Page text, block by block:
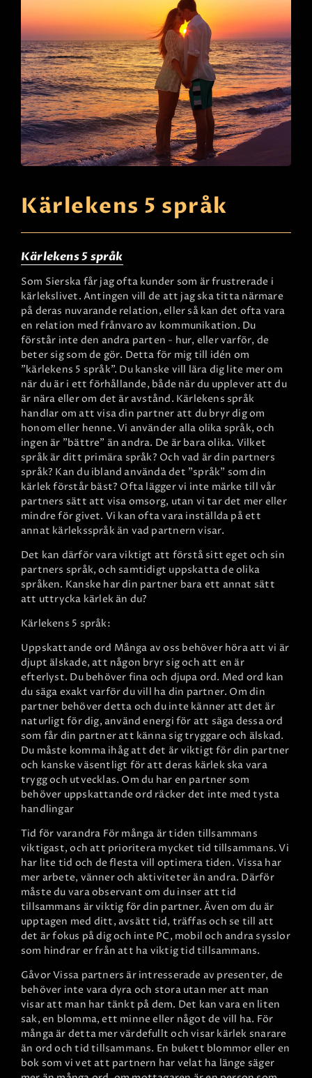
Kärlekens 5 språk
Kärlekens 5 språk
Som Sierska får jag ofta kunder som är frustrerade i
kärlekslivet. Antingen vill de att jag ska titta närmare
på deras nuvarande relation, eller så kan det ofta vara
en relation med frånvaro av kommunikation. Du
förstår inte den andra parten - hur, eller varför, de
beter sig som de gör. Detta för mig till idén om
"kärlekens 5 språk". Du kanske vill lära dig lite mer om
när du är i ett förhållande, både när du upplever att du
är nära eller om det är avstånd. Kärlekens språk
handlar om att visa din partner att du bryr dig om
honom eller henne. Vi använder alla olika språk, och
ingen är "bättre" än andra. De är bara olika. Vilket
språk är ditt primära språk? Och vad är din partners
språk? Kan du ibland använda det "språk" som din
kärlek förstår bäst? Ofta lägger vi inte märke till vår
partners sätt att visa omsorg, utan vi tar det mer eller
mindre för givet. Vi kan ofta vara inställda på ett
annat kärleksspråk än vad partnern visar.
Det kan därför vara viktigt att förstå sitt eget och sin
partners språk, och samtidigt uppskatta de olika
språken. Kanske har din partner bara ett annat sätt
att uttrycka kärlek än du?
Kärlekens 5 språk:
Uppskattande ord Många av oss behöver höra att vi är
djupt älskade, att någon bryr sig och att en är
efterlyst. Du behöver fina och djupa ord. Med ord kan
du säga exakt varför du vill ha din partner. Om din
partner behöver detta och du inte känner att det är
naturligt för dig, använd energi för att säga dessa ord
som får din partner att känna sig tryggare och älskad.
Du måste komma ihåg att det är viktigt för din partner
och kanske väsentligt för att deras kärlek ska vara
trygg och utvecklas. Om du har en partner som
behöver uppskattande ord räcker det inte med tysta
handlingar
Tid för varandra För många är tiden tillsammans
viktigast, och att prioritera mycket tid tillsammans. Vi
har lite tid och de flesta vill optimera tiden. Vissa har
mer arbete, vänner och aktiviteter än andra. Därför
måste du vara observant om du inser att tid
tillsammans är viktig för din partner. Även om du är
upptagen med ditt, avsätt tid, träffas och se till att
det är fokus på dig och inte PC, mobil och andra sysslor
som hindrar er från att ha viktig tid tillsammans.
GåvorVissa partners är intresserade av presenter, de
behöver inte vara dyra och stora utan mer att man
visar att man har tänkt på dem. Det kan vara en liten
sak, en blomma, ett minne eller något de vill ha. För
många är detta mer värdefullt och visar kärlek snarare
än ord och tid tillsammans. En bukett blommor eller en
bok som vi vet att partnern har velat ha länge säger